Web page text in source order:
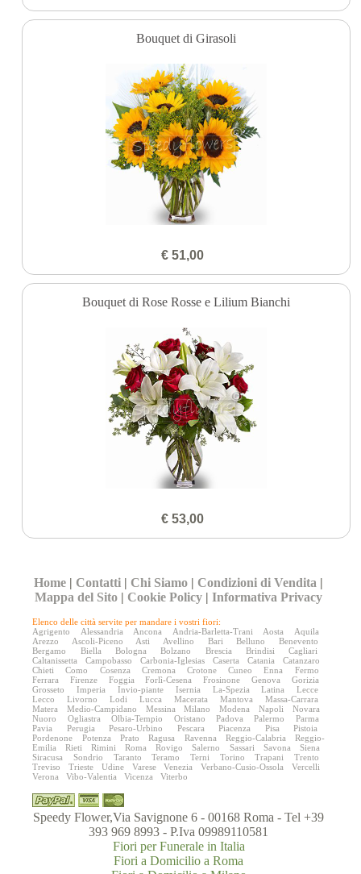
Bouquet di Girasoli
€ 51,00
Bouquet di Rose Rosse e Lilium Bianchi
€ 53,00
Home | Contatti | Chi Siamo | Condizioni di Vendita |
Mappa del Sito | Cookie Policy |Informativa Privacy
Elenco delle città servite per mandare i vostri fiori:
Agrigento
Alessandria Ancona Andria-Barletta-Trani Aosta
Aquila
Arezzo
Ascoli-Piceno Asti Avellino Bari Belluno
Benevento
Bergamo
Biella Bologna Bolzano Brescia Brindisi
Cagliari
Caltanissetta
Campobasso Carbonia-Iglesias Caserta Catania
Catanzaro
Chieti
Como Cosenza Cremona Crotone Cuneo Enna
Fermo
Ferrara
Firenze Foggia Forlì-Cesena Frosinone Genova
Gorizia
Grosseto
Imperia Invio-piante Isernia La-Spezia Latina
Lecce
Lecco
Livorno Lodi Lucca Macerata Mantova
Massa-Carrara
Matera
Medio-Campidano Messina Milano Modena Napoli
Novara
Nuoro
Ogliastra Olbia-Tempio Oristano Padova Palermo
Parma
Pavia
Perugia Pesaro-Urbino Pescara Piacenza Pisa
Pistoia
Pordenone
Potenza Prato Ragusa Ravenna Reggio-Calabria
Reggio-
Emilia
Rieti Rimini Roma Rovigo Salerno Sassari Savona
Siena
Siracusa
Sondrio Taranto Teramo Terni Torino Trapani
Trento
Treviso
Trieste Udine Varese Venezia Verbano-Cusio-Ossola
Vercelli
Verona
Vibo-Valentia Vicenza Viterbo
Speedy Flower,Via Savignone 6 - 00168 Roma - Tel +39
393 969 8993 - P.Iva 09989110581
Fiori per Funerale in Italia
Fiori a Domicilio a Roma